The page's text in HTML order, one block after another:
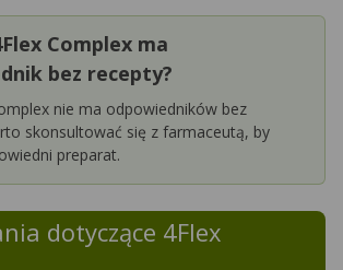
Complex ma
bez recepty?
nie ma odpowiedników bez
skonsultować się z farmaceutą, by
preparat.
dotyczące 4Flex